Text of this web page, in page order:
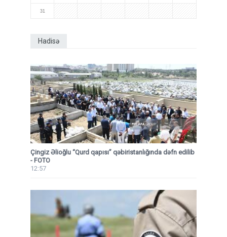
31
Hadisə
Çingiz Əlioğlu “Qurd qapısı” qəbiristanlığında dəfn edilib
- FOTO
12:57